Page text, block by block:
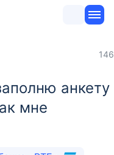
146
анкету
мне